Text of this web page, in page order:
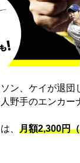
ン、ケイが退
野手のエンカー
、 月額2,300円